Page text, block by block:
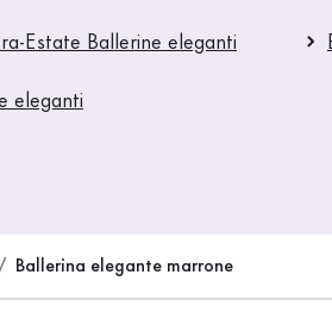
Estate Ballerine eleganti
eleganti
Ballerina elegante marrone